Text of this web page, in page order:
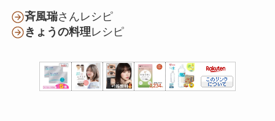
斉風瑞さんレシピ
きょうの料理レシピ